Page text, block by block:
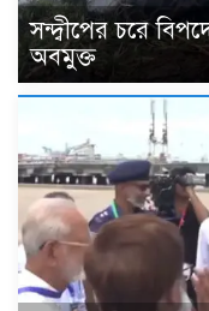
সন্দ্বীপের চরে
অবমুক্ত